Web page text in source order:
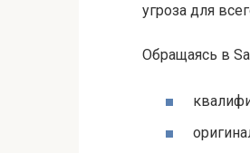
угроза для
Обращаясь в